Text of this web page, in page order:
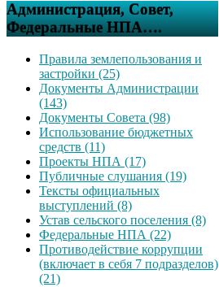
Администрация, Совет,
Федеральные НПА….
Правила землепользования и
застройки (25)
Документы Администрации
(143)
Документы Совета (98)
Использование бюджетных
средств (11)
Проекты НПА (17)
Публичные слушания (19)
Тексты официальных
выступлений (8)
Устав сельского поселения (8)
Федеральные НПА (22)
Противодействие коррупции
(включает в себя 7 подразделов)
(21)